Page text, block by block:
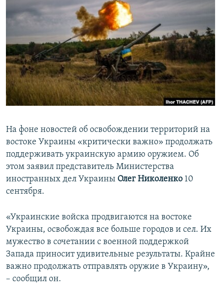
СОВЕТЫ ПРАВОЗАЩИТНИКОВ
ПРОПАВШИЕ БЕЗ ВЕСТИ
ПОБЕДИТЕЛЕЙ НЕ СУДЯТ?
КРЫМ.НЕПОКОРЕННЫЙ
ELIFBE
УКРАИНСКАЯ ПРОБЛЕМА КРЫМА
Qırımtatar
ПРИСОЕДИНЯЙТЕСЬ!
На фоне новостей об освобождении территорий на
востоке Украины «критически важно» продолжать
поддерживать украинскую армию оружием. Об
этом заявил представитель Министерства
иностранных дел Украины Олег Николенко 10
сентября.
«Украинские войска продвигаются на востоке
Украины, освобождая все больше городов и сел. Их
мужество в сочетании с военной поддержкой
Запада приносит удивительные результаты. Крайне
важно продолжать отправлять оружие в Украину»,
– сообщил он.